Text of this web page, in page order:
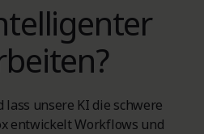
lass unsere KI die schwere
entwickelt Workflows und